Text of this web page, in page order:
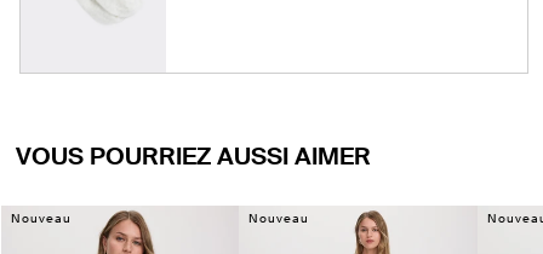
Grisaille
VOUS POURRIEZ AUSSI AIMER
Nouveau Nouveau